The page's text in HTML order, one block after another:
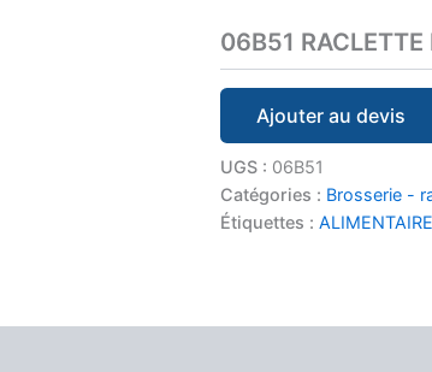
06B51
Ajouter au devis
UGS : 06B51
Catégories : Brosserie -
Étiquettes : ALIMENTAIRE